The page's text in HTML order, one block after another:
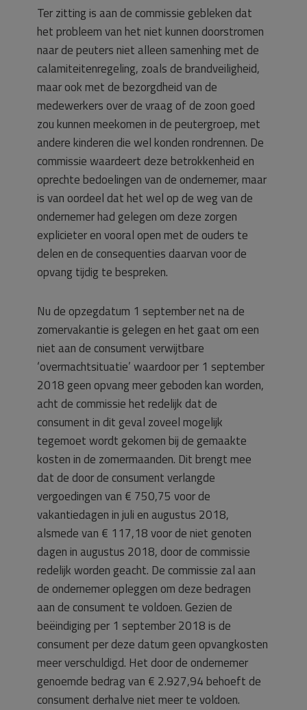
Ter zitting is aan de commissie gebleken dat
het probleem van het niet kunnen doorstromen
naar de peuters niet alleen samenhing met de
calamiteitenregeling, zoals de brandveiligheid,
maar ook met de bezorgdheid van de
medewerkers over de vraag of de zoon goed
zou kunnen meekomen in de peutergroep, met
andere kinderen die wel konden rondrennen. De
commissie waardeert deze betrokkenheid en
oprechte bedoelingen van de ondernemer, maar
is van oordeel dat het wel op de weg van de
ondernemer had gelegen om deze zorgen
explicieter en vooral open met de ouders te
delen en de consequenties daarvan voor de
opvang tijdig te bespreken.
Nu de opzegdatum 1 september net na de
zomervakantie is gelegen en het gaat om een
niet aan de consument verwijtbare
‘overmachtsituatie’ waardoor per 1 september
2018 geen opvang meer geboden kan worden,
acht de commissie het redelijk dat de
consument in dit geval zoveel mogelijk
tegemoet wordt gekomen bij de gemaakte
kosten in de zomermaanden. Dit brengt mee
dat de door de consument verlangde
vergoedingen van € 750,75 voor de
vakantiedagen in juli en augustus 2018,
alsmede van € 117,18 voor de niet genoten
dagen in augustus 2018, door de commissie
redelijk worden geacht. De commissie zal aan
de ondernemer opleggen om deze bedragen
aan de consument te voldoen. Gezien de
beëindiging per 1 september 2018 is de
consument per deze datum geen opvangkosten
meer verschuldigd. Het door de ondernemer
genoemde bedrag van € 2.927,94 behoeft de
consument derhalve niet meer te voldoen.